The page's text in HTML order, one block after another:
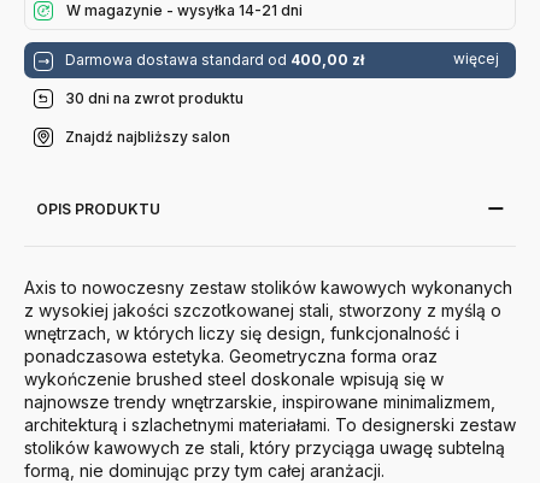
W magazynie - wysyłka 14-21 dni
Darmowa dostawa standard od 400,00 zł więcej
30 dni na zwrot produktu
Znajdź najbliższy salon
OPIS PRODUKTU
Axis to nowoczesny zestaw stolików kawowych wykonanych
z wysokiej jakości szczotkowanej stali, stworzony z myślą o
wnętrzach, w których liczy się design, funkcjonalność i
ponadczasowa estetyka. Geometryczna forma oraz
wykończenie brushed steel doskonale wpisują się w
najnowsze trendy wnętrzarskie, inspirowane minimalizmem,
architekturą i szlachetnymi materiałami. To designerski zestaw
stolików kawowych ze stali, który przyciąga uwagę subtelną
formą, nie dominując przy tym całej aranżacji.